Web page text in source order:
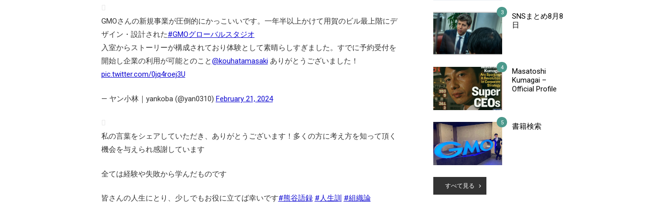
GMOさんの新規事業が圧倒的にかっこいいです。一年半以上かけて用賀のビル最上階にデ
ザイン・設計された#GMOグローバルスタジオ
入室からストーリーが構成されており体験として素晴らしすぎました。すでに予約受付を
開始し企業の利用が可能とのこと@kouhatamasakiありがとうございました！
pic.twitter.com/0jq4roej3U
— ヤン小林｜yankoba (@yan0310) February 21, 2024
私の言葉をシェアしていただき、ありがとうございます！多くの方に考え方を知って頂く
機会を与えられ感謝しています
全ては経験や失敗から学んだものです
皆さんの人生にとり、少しでもお役に立てば幸いです#熊谷語録 #人生訓 #組織論
SNSまとめ8月8
日
Masatoshi
Kumagai –
Official Profile
書籍検索
すべて見る